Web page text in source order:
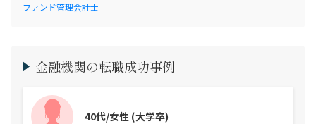
ファンド管理会計士
金融機関の転職成功事例
40代/女性 (大学卒)